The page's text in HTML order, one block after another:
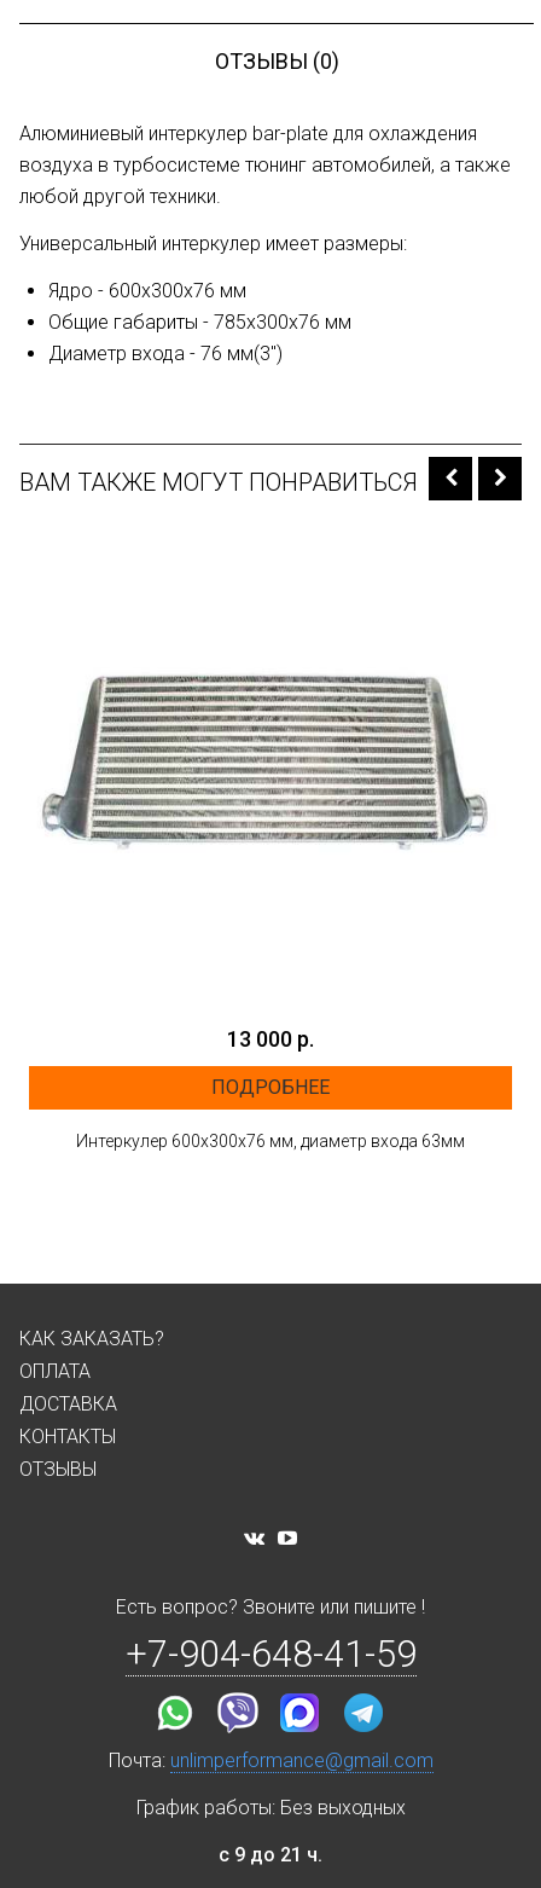
ОТЗЫВЫ (0)
Алюминиевый интеркулер bar-plate для охлаждения
воздуха в турбосистеме тюнинг автомобилей, а также
любой другой техники.
Универсальный интеркулер имеет размеры:
Ядро - 600х300х76 мм
Общие габариты - 785х300х76 мм
Диаметр входа - 76 мм(3")
ВАМ ТАКЖЕ МОГУТ ПОНРАВИТЬСЯ
13 000 р.
ПОДРОБНЕЕ
Интеркулер 600х300х76 мм, диаметр входа 63мм
КАК ЗАКАЗАТЬ?
ОПЛАТА
ДОСТАВКА
КОНТАКТЫ
ОТЗЫВЫ
Есть вопрос? Звоните или пишите !
+7-904-648-41-59
Почта: unlimperformance@gmail.com
График работы: Без выходных
с 9 до 21 ч.